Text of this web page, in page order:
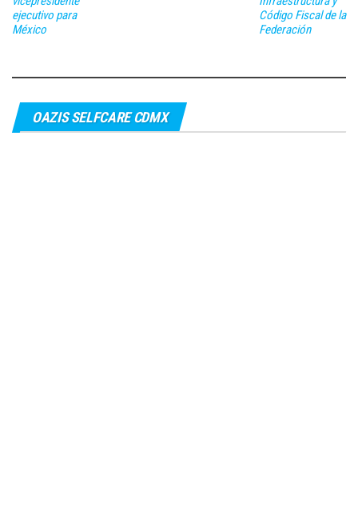
ejecutivo para
México
Código Fiscal de la
Federación
OAZIS SELFCARE CDMX